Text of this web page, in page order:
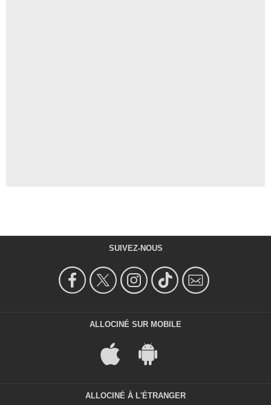
SUIVEZ-NOUS
ALLOCINÉ SUR MOBILE
ALLOCINÉ À L'ÉTRANGER